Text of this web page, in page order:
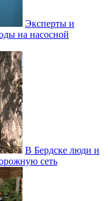
Эксперты и
на насосной
В Бердске люди и
сеть